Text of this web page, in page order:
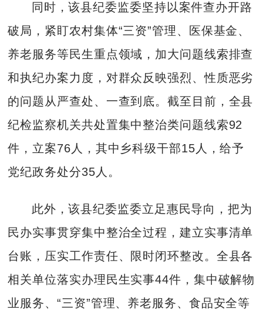
同时，该县纪委监委坚持以案件查办开路
破局，紧盯农村集体“三资”管理、医保基金、
养老服务等民生重点领域，加大问题线索排查
和执纪办案力度，对群众反映强烈、性质恶劣
的问题从严查处、一查到底。截至目前，全县
纪检监察机关共处置集中整治类问题线索92
件，立案76人，其中乡科级干部15人，给予
党纪政务处分35人。
此外，该县纪委监委立足惠民导向，把为
民办实事贯穿集中整治全过程，建立实事清单
台账，压实工作责任、限时闭环整改。全县各
相关单位落实办理民生实事44件，集中破解物
业服务、“三资”管理、养老服务、食品安全等